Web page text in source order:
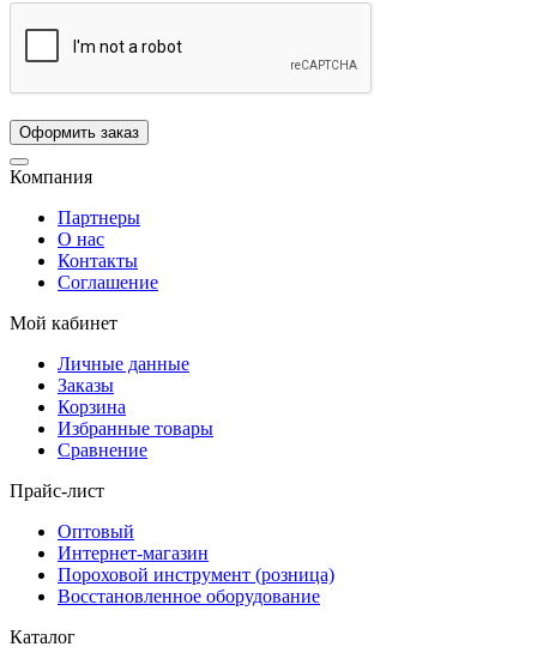
Компания
Партнеры
О нас
Контакты
Соглашение
Мой кабинет
Личные данные
Заказы
Корзина
Избранные товары
Сравнение
Прайс-лист
Оптовый
Интернет-магазин
Пороховой инструмент (розница)
Восстановленное оборудование
Каталог